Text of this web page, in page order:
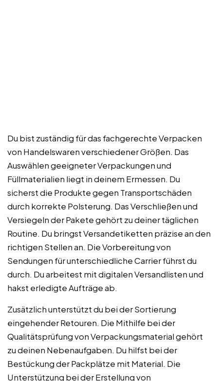
Du bist zuständig für das fachgerechte Verpacken
von Handelswaren verschiedener Größen. Das
Auswählen geeigneter Verpackungen und
Füllmaterialien liegt in deinem Ermessen. Du
sicherst die Produkte gegen Transportschäden
durch korrekte Polsterung. Das Verschließen und
Versiegeln der Pakete gehört zu deiner täglichen
Routine. Du bringst Versandetiketten präzise an den
richtigen Stellen an. Die Vorbereitung von
Sendungen für unterschiedliche Carrier führst du
durch. Du arbeitest mit digitalen Versandlisten und
hakst erledigte Aufträge ab.
Zusätzlich unterstützt du bei der Sortierung
eingehender Retouren. Die Mithilfe bei der
Qualitätsprüfung von Verpackungsmaterial gehört
zu deinen Nebenaufgaben. Du hilfst bei der
Bestückung der Packplätze mit Material. Die
Unterstützung bei der Erstellung von